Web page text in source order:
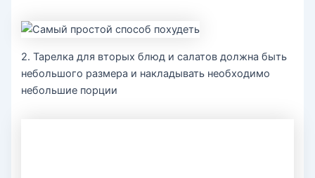
2. Тарелка для вторых блюд и салатов должна быть
небольшого размера и накладывать необходимо
небольшие порции